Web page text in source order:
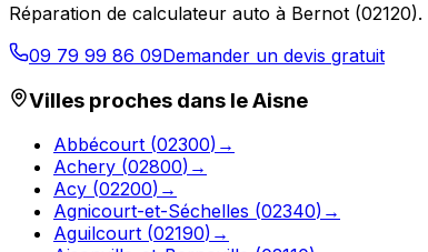
Réparation de calculateur auto à Bernot (02120).
09 79 99 86 09Demander un devis gratuit
Villes proches dans leAisne
Abbécourt (02300) →
Achery (02800) →
Acy (02200) →
Agnicourt-et-Séchelles (02340) →
Aguilcourt (02190) →